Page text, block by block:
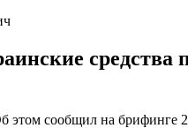
сообщил на брифинге